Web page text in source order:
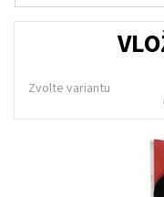
Zvolte variantu